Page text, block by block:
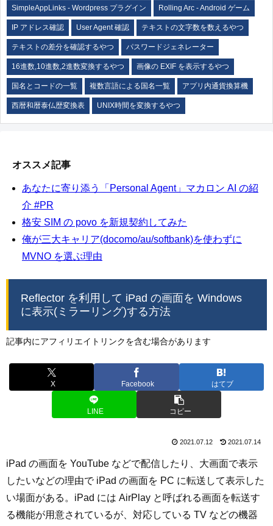
SimpleAppLinks - Wordpress プラグイン Rolling Arc - Android ゲーム
IP アドレス確認 User Agent 確認 テキストの文字数を数えるやつ
テキストの差分を確認するやつ パスワードジェネレーター
16進数,10進数,2進数変換するやつ 画像の EXIF を表示するやつ
国名とコードの一覧 複数言語による国名一覧 アプリ内通貨換算機
西暦和暦泰仏歴変換表 UNIX時間を変換するやつ
オススメ記事
あなたに寄り添う「Personal Agent」マカロン AI の紹
介 #PR
格安 SIM の povo を新規契約してみた
俺が三大キャリア(docomo/au/softbank)を使わずに
MVNO を選ぶ理由
Reflector を利用して iPad の画面を Windows
に表示(ミラーリング)する方法
記事内にアフィリエイトリンクを含む場合があります
X Facebook はてブ
LINE コピー
2021.07.12 2021.07.14
iPad の画面を YouTube などで配信したり、大画面で表示
したいなどの理由で iPad の画面を PC に転送して表示した
い場面がある。iPad には AirPlay と呼ばれる画面を転送す
る機能が用意されているが、対応している TV などの機器